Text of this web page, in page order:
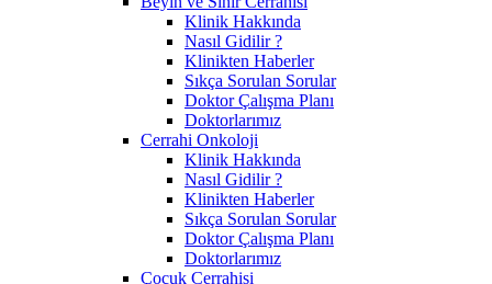
Klinik Hakkında
Nasıl Gidilir ?
Klinikten Haberler
Sıkça Sorulan Sorular
Doktor Çalışma Planı
Doktorlarımız
Cerrahi Onkoloji
Klinik Hakkında
Nasıl Gidilir ?
Klinikten Haberler
Sıkça Sorulan Sorular
Doktor Çalışma Planı
Doktorlarımız
Çocuk Cerrahisi